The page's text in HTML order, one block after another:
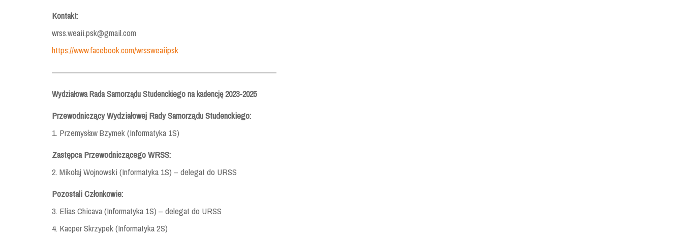
Kontakt:
wrss.weaii.psk@gmail.com
https://www.facebook.com/wrssweaiipsk
———————————————————————————————–
Wydziałowa Rada Samorządu Studenckiego na kadencję 2023-2025
Przewodniczący Wydziałowej Rady Samorządu Studenckiego:
1. Przemysław Bzymek (Informatyka 1S)
Zastępca Przewodniczącego WRSS:
2. Mikołaj Wojnowski (Informatyka 1S) – delegat do URSS
Pozostali Członkowie:
3. Elias Chicava (Informatyka 1S) – delegat do URSS
4. Kacper Skrzypek (Informatyka 2S)